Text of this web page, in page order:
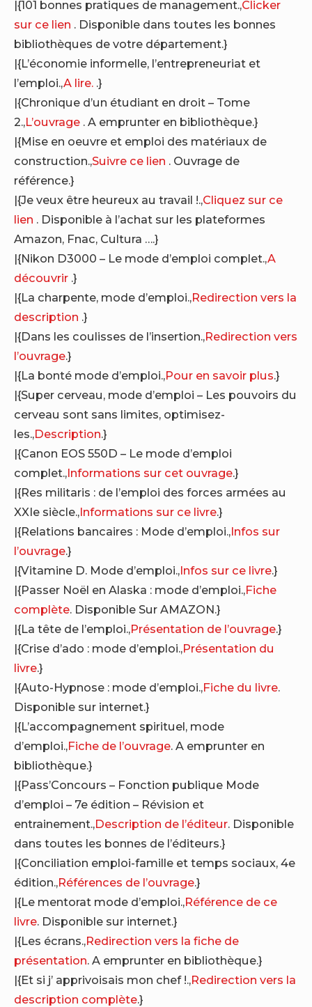
|{101 bonnes pratiques de management.,Clicker
sur ce lien . Disponible dans toutes les bonnes
bibliothèques de votre département.}
|{L’économie informelle, l’entrepreneuriat et
l’emploi.,A lire. .}
|{Chronique d’un étudiant en droit – Tome
2.,L’ouvrage . A emprunter en bibliothèque.}
|{Mise en oeuvre et emploi des matériaux de
construction.,Suivre ce lien . Ouvrage de
référence.}
|{Je veux être heureux au travail !.,Cliquez sur ce
lien . Disponible à l’achat sur les plateformes
Amazon, Fnac, Cultura ….}
|{Nikon D3000 – Le mode d’emploi complet.,A
découvrir .}
|{La charpente, mode d’emploi.,Redirection vers la
description .}
|{Dans les coulisses de l’insertion.,Redirection vers
l’ouvrage.}
|{La bonté mode d’emploi.,Pour en savoir plus.}
|{Super cerveau, mode d’emploi – Les pouvoirs du
cerveau sont sans limites, optimisez-
les.,Description.}
|{Canon EOS 550D – Le mode d’emploi
complet.,Informations sur cet ouvrage.}
|{Res militaris : de l’emploi des forces armées au
XXIe siècle.,Informations sur ce livre.}
|{Relations bancaires : Mode d’emploi.,Infos sur
l’ouvrage.}
|{Vitamine D. Mode d’emploi.,Infos sur ce livre.}
|{Passer Noël en Alaska : mode d’emploi.,Fiche
complète. Disponible Sur AMAZON.}
|{La tête de l’emploi.,Présentation de l’ouvrage.}
|{Crise d’ado : mode d’emploi.,Présentation du
livre.}
|{Auto-Hypnose : mode d’emploi.,Fiche du livre.
Disponible sur internet.}
|{L’accompagnement spirituel, mode
d’emploi.,Fiche de l’ouvrage. A emprunter en
bibliothèque.}
|{Pass’Concours – Fonction publique Mode
d’emploi – 7e édition – Révision et
entrainement.,Description de l’éditeur. Disponible
dans toutes les bonnes de l’éditeurs.}
|{Conciliation emploi-famille et temps sociaux, 4e
édition.,Références de l’ouvrage.}
|{Le mentorat mode d’emploi.,Référence de ce
livre. Disponible sur internet.}
|{Les écrans.,Redirection vers la fiche de
présentation. A emprunter en bibliothèque.}
|{Et si j’ apprivoisais mon chef !.,Redirection vers la
description complète.}